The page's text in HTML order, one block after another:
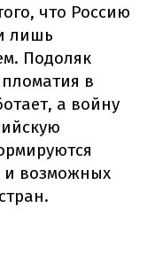
что Россию
лишь
Подоляк
в
а войну
и возможных